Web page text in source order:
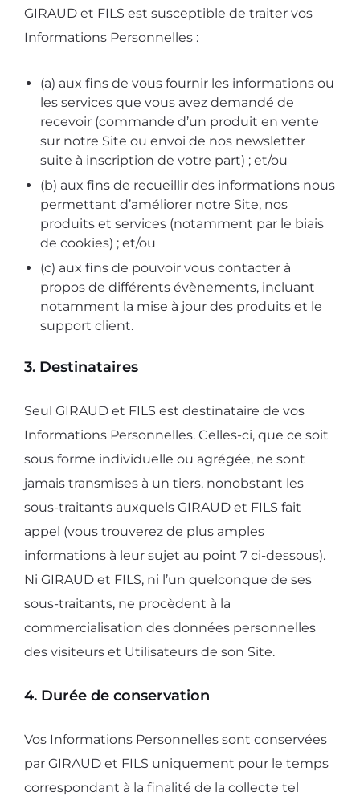
GIRAUD et FILS est susceptible de traiter vos
Informations Personnelles :
(a) aux fins de vous fournir les informations ou
les services que vous avez demandé de
recevoir (commande d’un produit en vente
sur notre Site ou envoi de nos newsletter
suite à inscription de votre part) ; et/ou
(b) aux fins de recueillir des informations nous
permettant d’améliorer notre Site, nos
produits et services (notamment par le biais
de cookies) ; et/ou
(c) aux fins de pouvoir vous contacter à
propos de différents évènements, incluant
notamment la mise à jour des produits et le
support client.
3. Destinataires
Seul GIRAUD et FILS est destinataire de vos
Informations Personnelles. Celles-ci, que ce soit
sous forme individuelle ou agrégée, ne sont
jamais transmises à un tiers, nonobstant les
sous-traitants auxquels GIRAUD et FILS fait
appel (vous trouverez de plus amples
informations à leur sujet au point 7 ci-dessous).
Ni GIRAUD et FILS, ni l’un quelconque de ses
sous-traitants, ne procèdent à la
commercialisation des données personnelles
des visiteurs et Utilisateurs de son Site.
4. Durée de conservation
Vos Informations Personnelles sont conservées
par GIRAUD et FILS uniquement pour le temps
correspondant à la finalité de la collecte tel